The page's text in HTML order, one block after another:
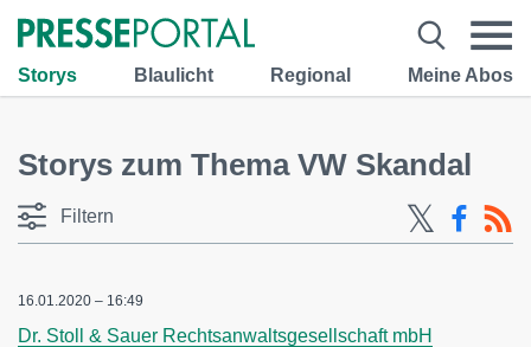
Storys Blaulicht Regional Meine Abos
Storys zum Thema VW Skandal
Filtern
16.01.2020 – 16:49
Dr. Stoll & Sauer Rechtsanwaltsgesellschaft mbH